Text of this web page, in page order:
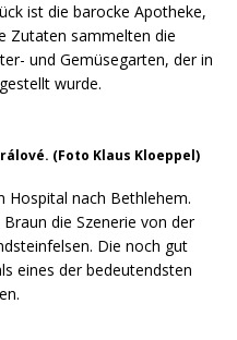
ist die barocke Apotheke,
Zutaten sammelten die
und Gemüsegarten, der in
wurde.
(Foto Klaus Kloeppel)
Hospital nach Bethlehem.
die Szenerie von der
Die noch gut
eines der bedeutendsten